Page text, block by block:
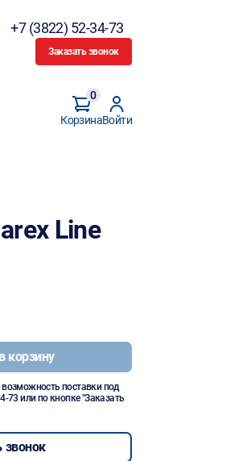
+7 (3822) 52-34-73
Заказать звонок
Корзина
0
Войти
Line
корзину
возможность поставки под
73 или по кнопке "Заказать
звонок